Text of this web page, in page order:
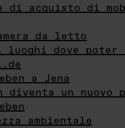
di acquisto di
da letto
luoghi dove poter
a Jena
diventa un nuovo
ambientale